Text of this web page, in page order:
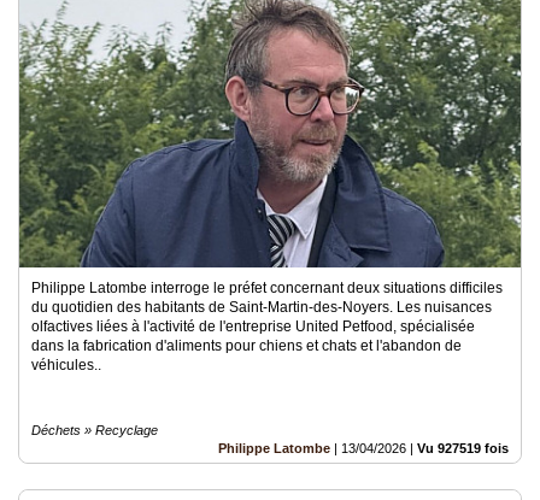
Philippe Latombe interroge le préfet concernant deux situations difficiles
du quotidien des habitants de Saint-Martin-des-Noyers. Les nuisances
olfactives liées à l'activité de l'entreprise United Petfood, spécialisée
dans la fabrication d'aliments pour chiens et chats et l'abandon de
véhicules..
Déchets » Recyclage
Philippe Latombe | 13/04/2026 | Vu 927519 fois